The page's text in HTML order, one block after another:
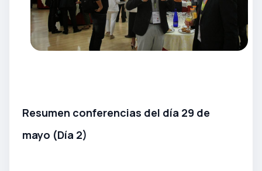
Resumen conferencias del día 29 de
mayo (Día 2)